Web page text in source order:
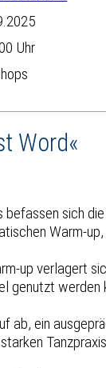
Uhr
Word«
befassen sich
Warm-
up verlagert
genutzt werden
ab, ein